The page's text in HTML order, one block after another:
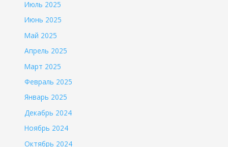
Июль 2025
Июнь 2025
Май 2025
Апрель 2025
Март 2025
Февраль 2025
Январь 2025
Декабрь 2024
Ноябрь 2024
Октябрь 2024